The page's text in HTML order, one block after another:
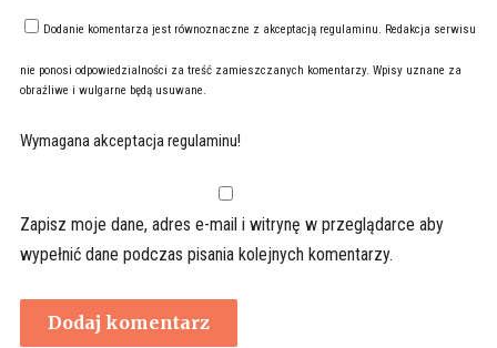
Dodanie komentarza jest równoznaczne z akceptacją regulaminu. Redakcja serwisu
nie ponosi odpowiedzialności za treść zamieszczanych komentarzy. Wpisy uznane za
obraźliwe i wulgarne będą usuwane.
Wymagana akceptacja regulaminu!
Zapisz moje dane, adres e-mail i witrynę w przeglądarce aby
wypełnić dane podczas pisania kolejnych komentarzy.